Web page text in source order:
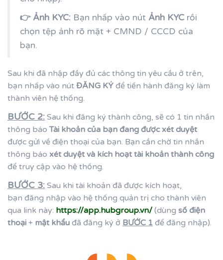
👉 Ảnh KYC: Bạn nhấp vào nút Ảnh KYC rồi
chọn tệp ảnh rõ mặt + CMND / CCCD của
bạn.
Sau khi đã nhập đầy đủ các thông tin yêu cầu ở trên,
bạn nhấp vào nút ĐĂNG KÝ để tiến hành đăng ký làm
thành viên hệ thống.
BƯỚC 2: Sau khi đăng ký thành công, sẽ có 1 tin nhắn
thông báo Tài khoản của bạn đang được xét duyệt
được gửi về điện thoại của bạn. Bạn cần chờ tin nhắn
thông báo xét duyệt và kích hoạt tài khoản thành công
để truy cập vào hệ thống.
BƯỚC 3: Sau khi tài khoản đã được kích hoạt,
bạn đăng nhập vào hệ thống quản trị cho thành viên
qua link này: https://app.hubgroup.vn/ (dùng số điện
thoại + mật khẩu đã đăng ký ở BƯỚC 1 để đăng nhập).